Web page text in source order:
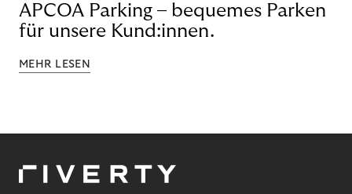
APCOA Parking – bequemes Parken
für unsere Kund:innen.
MEHR LESEN